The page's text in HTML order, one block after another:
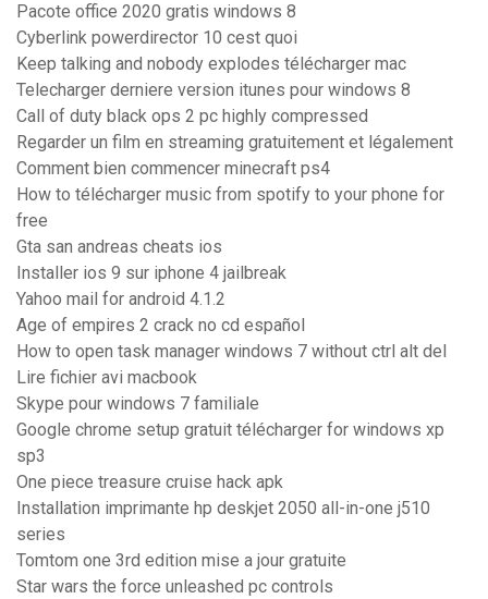
Pacote office 2020 gratis windows 8
Cyberlink powerdirector 10 cest quoi
Keep talking and nobody explodes télécharger mac
Telecharger derniere version itunes pour windows 8
Call of duty black ops 2 pc highly compressed
Regarder un film en streaming gratuitement et légalement
Comment bien commencer minecraft ps4
How to télécharger music from spotify to your phone for
free
Gta san andreas cheats ios
Installer ios 9 sur iphone 4 jailbreak
Yahoo mail for android 4.1.2
Age of empires 2 crack no cd español
How to open task manager windows 7 without ctrl alt del
Lire fichier avi macbook
Skype pour windows 7 familiale
Google chrome setup gratuit télécharger for windows xp
sp3
One piece treasure cruise hack apk
Installation imprimante hp deskjet 2050 all-in-one j510
series
Tomtom one 3rd edition mise a jour gratuite
Star wars the force unleashed pc controls